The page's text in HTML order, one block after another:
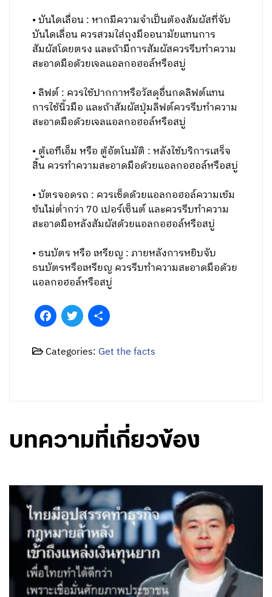
• บันไดเลื่อน : หากมีความจำเป็นต้องสัมผัสที่จับ
บันไดเลื่อน ควรสวมใส่ถุงมืออนามัยแทนการ
สัมผัสโดยตรง และถ้ามีการสัมผัสควรรีบทำความ
สะอาดมือด้วยเจลแอลกอฮอล์หรือสบู่
• ลิฟต์ : ควรใช้ปากกาหรือวัสดุอื่นกดลิฟต์แทน
การใช้นิ้วมือ และถ้าสัมผัสปุ่มลิฟต์ควรรีบทำความ
สะอาดมือด้วยเจลแอลกอฮอล์หรือสบู่
• ตู้เอทีเอ็ม หรือ ตู้อัตโนมัติ : หลังใช้บริการเสร็จ
สิ้น ควรทำความสะอาดมือด้วยแอลกอฮอล์หรือสบู่
• บัตรจอดรถ : ควรเช็ดด้วยแอลกอฮอล์ความเข้ม
ข้นไม่ต่ำกว่า 70 เปอร์เซ็นต์ และควรรีบทำความ
สะอาดมือหลังสัมผัสด้วยแอลกอฮอล์หรือสบู่
• ธนบัตร หรือ เหรียญ : ภายหลังการหยิบจับ
ธนบัตรหรือเหรียญ ควรรีบทำความสะอาดมือด้วย
แอลกอฮอล์หรือสบู่
FacebookTwitter
Categories: Get the facts
บทความที่เกี่ยวข้อง